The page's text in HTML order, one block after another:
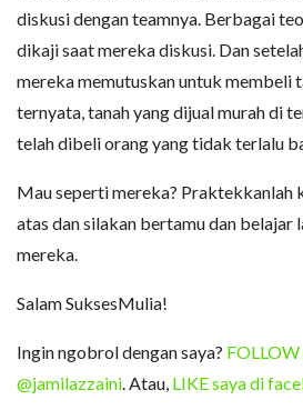
diskusi dengan teamnya. Berbagai
dikaji saat mereka diskusi. Dan
mereka memutuskan untuk membeli
ternyata, tanah yang dijual murah di
telah dibeli orang yang tidak terlalu
Mau seperti mereka? Praktekkanlah
atas dan silakan bertamu dan belajar
mereka.
Salam SuksesMulia!
Ingin ngobrol dengan saya?
@jamilazzaini. Atau, LIKE saya di